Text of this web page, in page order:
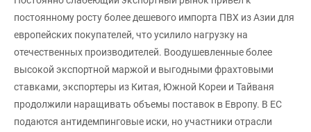
постоянному росту более дешевого импорта ПВХ из Азии для
европейских покупателей, что усилило нагрузку на
отечественных производителей. Воодушевленные более
высокой экспортной маржой и выгодными фрахтовыми
ставками, экспортеры из Китая, Южной Кореи и Тайваня
продолжили наращивать объемы поставок в Европу. В ЕС
подаются антидемпинговые иски, но участники отрасли